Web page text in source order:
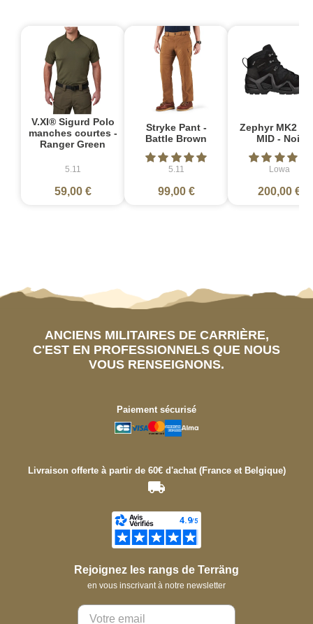
V.XI® Sigurd Polo
manches courtes -
Ranger Green
5.11
59,00 €
Stryke Pant -
Battle Brown
5.11
99,00 €
Zephyr MK2
MID - Noir
Lowa
200,00 €
ANCIENS MILITAIRES DE CARRIÈRE,
C'EST EN PROFESSIONNELS QUE NOUS
VOUS RENSEIGNONS.
Paiement sécurisé
Livraison offerte à partir de 60€ d'achat (France et Belgique)
Rejoignez les rangs de Terräng
en vous inscrivant à notre newsletter